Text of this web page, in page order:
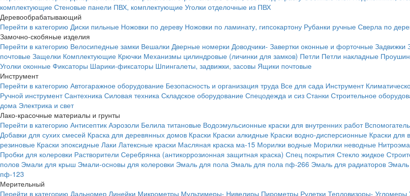
комплектующие Стеновые панели ПВХ, комплектующие Уголки отделочные из ПВХ
Деревообрабатывающий
Перейти в категорию Диски пильные Ножовки по дереву Ножовки по ламинату, гипсокартону Рубанки ручные Сверла по
Замочно-скобяные изделия
Перейти в категорию Велосипедные замки Вешалки Дверные номерки Доводчики- Завертки оконные и форточные Задвижки
почтовые Защелки Комплектующие Крючки Механизмы цилиндровые (личинки для замков) Петли Петли накладные
Уголки оконные Фиксаторы Шарики-фиксаторы Шпингалеты, задвижки, засовы Ящики почтовые
Инструмент
Перейти в категорию Автогаражное оборудование Безопасность и организация труда Все для сада Инструмент
Ручной инструмент Сантехника Силовая техника Складское оборудование Спецодежда и сиз Станки Строительное
дома Электрика и свет
Лако-красочные материалы и грунты
Перейти в категорию Антисептик Аэрозоли Белила титановые Водоэмульсионные краски для внутренних работ
Добавки для сухих смесей Краска для деревянных домов Краски Краски алкидные Краски водно-дисперсионные Краски для
резиновые Краски эпоксидные Лаки Латексные краски Масляная краска ма-15 Морилки водные Морилки неводные
Пробки для колеровки Растворители Серебрянка (антикоррозионная защитная краска) Спец покрытия Стекло жидкое
полов Эмали для крыш Эмали-основы для колеровки Эмаль для пола Эмаль для пола пф-266 Эмаль для радиаторов
пф-123
Мерительный
Перейти в категорию Дальномер Линейки Микрометры Мультимеры- Нивелиры Пирометры Рулетки Тепловизоры- Угломеры